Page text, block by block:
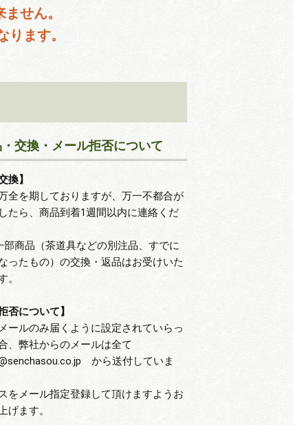
せん。
ます。
交換・メール拒否について
換】
全を期しておりますが、万一不都合が
たら、商品到着1週間以内に連絡くだ
部商品（茶道具などの別注品、すでに
ったもの）の交換・返品はお受けいた
。
否について】
ールのみ届くように設定されていらっ
、弊社からのメールは全て
から送付していま
をメール指定登録して頂けますようお
げます。